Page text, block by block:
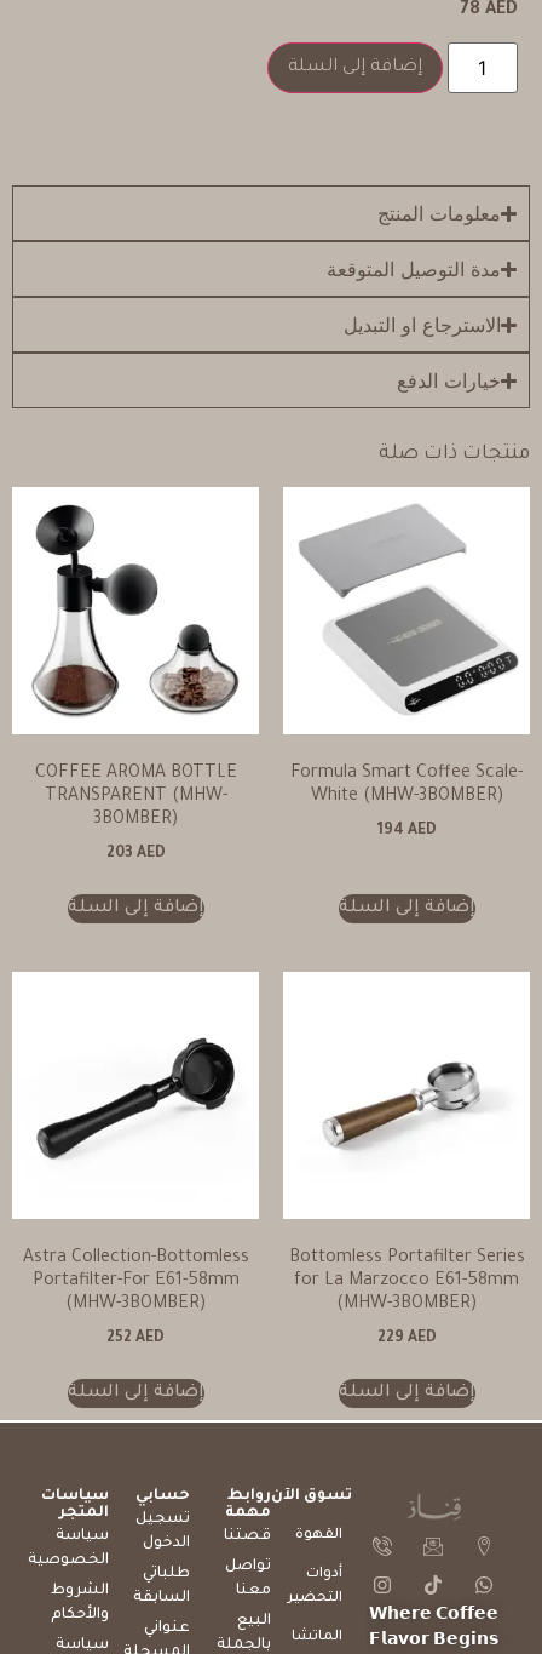
78 AED
إضافة إلى السلة
معلومات المنتج
مدة التوصيل المتوقعة
الاسترجاع او التبديل
خيارات الدفع
منتجات ذات صلة
Formula Smart Coffee Scale-
White (MHW-3BOMBER)
194 AED
إضافة إلى السلة
COFFEE AROMA BOTTLE
TRANSPARENT (MHW-
3BOMBER)
203 AED
إضافة إلى السلة
Bottomless Portafilter Series
for La Marzocco E61-58mm
(MHW-3BOMBER)
229 AED
إضافة إلى السلة
Astra Collection-Bottomless
Portafilter-For E61-58mm
(MHW-3BOMBER)
252 AED
إضافة إلى السلة
𝗪𝗵𝗲𝗿𝗲 𝗖𝗼𝗳𝗳𝗲𝗲
𝗙𝗹𝗮𝘃𝗼𝗿 𝗕𝗲𝗴𝗶𝗻𝘀
تسوق الآن
القهوة
أدوات
التحضير
الماتشا
روابط
مهمة
قصتنا
تواصل
معنا
البيع
بالجملة
حسابي
تسجيل
الدخول
طلباتي
السابقة
عنواني
سياسات
المتجر
سياسة
الخصوصية
الشروط
والأحكام
سياسة